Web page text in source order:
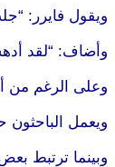
ويقول فايرر:
وأضاف: “لقد
وعلى الرغم من
ويعمل الباحثون
وبينما ترتبط